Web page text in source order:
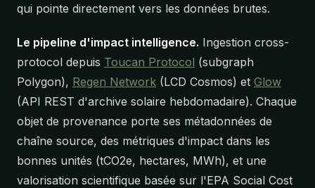
qui pointe directement vers les données brutes.
Le pipeline d'impact intelligence. Ingestion cross-
protocol depuis Toucan Protocol (subgraph
Polygon), Regen Network (LCD Cosmos) et Glow
(API REST d'archive solaire hebdomadaire). Chaque
objet de provenance porte ses métadonnées de
chaîne source, des métriques d'impact dans les
bonnes unités (tCO2e, hectares, MWh), et une
valorisation scientifique basée sur l'EPA Social Cost